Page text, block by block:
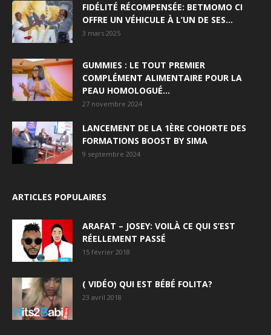
FIDÉLITÉ RÉCOMPENSÉE: BETMOMO CI
OFFRE UN VÉHICULE À L’UN DE SES...
3 mars 2025
GUMMIES : LE TOUT PREMIER
COMPLÉMENT ALIMENTAIRE POUR LA
PEAU HOMOLOGUÉ...
27 novembre 2024
LANCEMENT DE LA 1ÈRE COHORTE DES
FORMATIONS BOOST BY SIMA
9 septembre 2024
ARTICLES POPULAIRES
ARAFAT – JOSEY: VOILÀ CE QUI S’EST
RÉELLEMENT PASSÉ
15 février 2018
( VIDÉO) QUI EST BÉBÉ FOLITA?
23 avril 2018